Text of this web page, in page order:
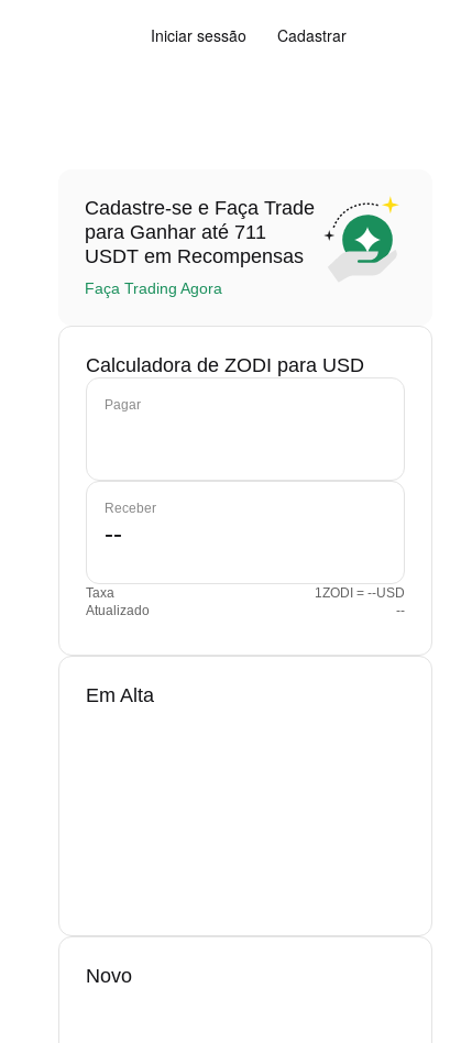
Iniciar sessão Cadastrar
Cadastre-se e Faça Trade
para Ganhar até 711
USDT em Recompensas
Faça Trading Agora
Calculadora de ZODI para USD
Pagar
Receber
Taxa
1ZODI = --USD
Atualizado
--
Em Alta
Novo